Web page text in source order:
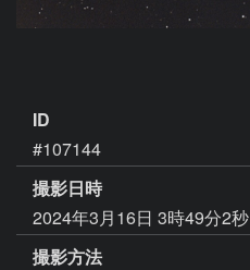
ID
#107144
撮影日時
2024年3月16日 3時49分2秒
撮影方法